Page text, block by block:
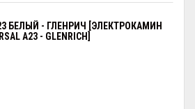
БЕЛЫЙ - ГЛЕНРИЧ [ЭЛЕКТРОКАМИН
А23 - GLENRICH]